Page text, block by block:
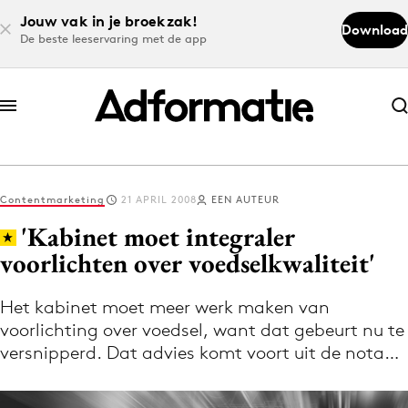
Jouw vak in je broekzak!
De beste leeservaring met de app
Download
Abonneer nu
Abonneer nu
Log in
Volg het laatste nieuws via de Adformatie
Nieuws app
Contentmarketing 21 APRIL 2008 EEN AUTEUR
'Kabinet moet integraler
voorlichten over voedselkwaliteit'
Het kabinet moet meer werk maken van
voorlichting over voedsel, want dat gebeurt nu te
versnipperd. Dat advies komt voort uit de nota…